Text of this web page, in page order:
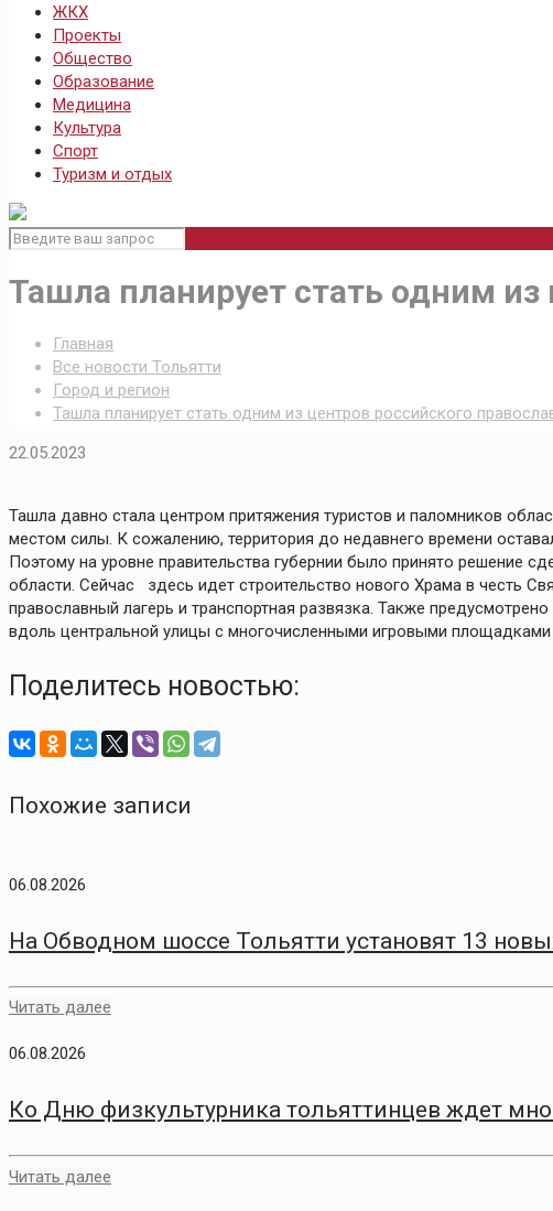
ЖКХ
Проекты
Общество
Образование
Медицина
Культура
Спорт
Туризм и отдых
Ташла планирует стать одним из
Главная
Все новости Тольятти
Город и регион
Ташла планирует стать одним из центров российского
22.05.2023
Ташла давно стала центром притяжения туристов и паломников
местом силы. К сожалению, территория до недавнего времени
Поэтому на уровне правительства губернии было принято решение
области. Сейчас здесь идет строительство нового Храма в честь
православный лагерь и транспортная развязка. Также
вдоль центральной улицы с многочисленными игровыми
Поделитесь новостью:
Похожие записи
06.08.2026
На Обводном шоссе Тольятти установят 13
Читать далее
06.08.2026
Ко Дню физкультурника тольяттинцев ждет
Читать далее